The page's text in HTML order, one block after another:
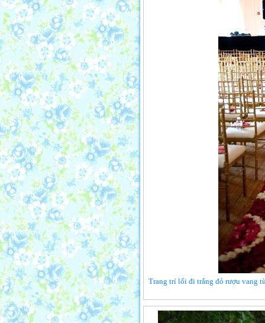
Trang trí lối đi trắng đỏ rượu vang